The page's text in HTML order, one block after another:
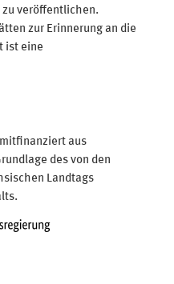
veröffentlichen.
zur Erinnerung an die
ist eine
aus
des von den
Landtags